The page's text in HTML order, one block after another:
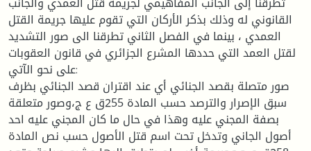
القانوني له وذلك بذكر الأركان التي تقوم عليها جريمة القتل
العمدي ، بينما في الفصل الثاني تطرقنا الى صور التشديد
لقتل العمد التي حددها المشرع الجزائري في قانون العقوبات
على نحو الآتي:
صور متصلة بقصد الجنائي أي عند اقتران قصد الجنائي بظرف
سبق الإصرار والترصد حسب المادة 255ق ع ج،وصور متعلقة
بصفة المجني عليه وهذا في حال ما كان المجني عليه احد
أصول الجاني وتدخل تحت اسم قتل الأصول حسب نص المادة